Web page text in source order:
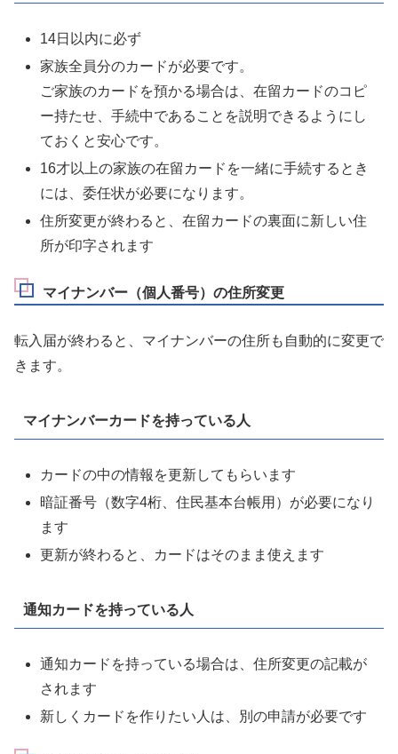
14日以内に必ず
家族全員分のカードが必要です。
ご家族のカードを預かる場合は、在留カードのコピ
ー持たせ、手続中であることを説明できるようにし
ておくと安心です。
16才以上の家族の在留カードを一緒に手続するとき
には、委任状が必要になります。
住所変更が終わると、在留カードの裏面に新しい住
所が印字されます
マイナンバー（個人番号）の住所変更
転入届が終わると、マイナンバーの住所も自動的に変更で
きます。
マイナンバーカードを持っている人
カードの中の情報を更新してもらいます
暗証番号（数字4桁、住民基本台帳用）が必要になり
ます
更新が終わると、カードはそのまま使えます
通知カードを持っている人
通知カードを持っている場合は、住所変更の記載が
されます
新しくカードを作りたい人は、別の申請が必要です